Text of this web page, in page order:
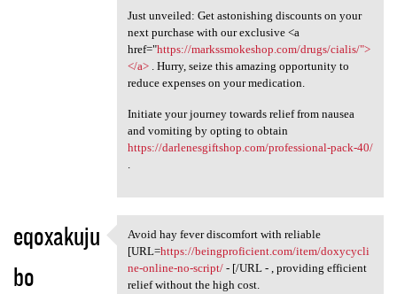
Just unveiled: Get astonishing discounts on your
next purchase with our exclusive <a
href="https://markssmokeshop.com/drugs/cialis/">
</a>. Hurry, seize this amazing opportunity to
reduce expenses on your medication.
Initiate your journey towards relief from nausea
and vomiting by opting to obtain
https://darlenesgiftshop.com/professional-pack-40/
.
eqoxakuju
bo
Avoid hay fever discomfort
Avoid hay fever discomfort with reliable
[URL=https://beingproficient.com/item/doxycycli
ne-online-no-script/- [/URL - , providing efficient
relief without the high cost.